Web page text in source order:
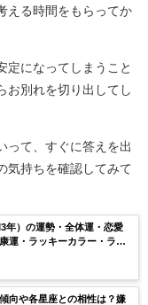
える時間をもらってか
定になってしまうこと
お別れを切り出してし
って、すぐに答えを出
気持ちを確認してみて
年）の運勢・全体運・恋愛
運・ラッキーカラー・ラッ
向や各星座との相性は？嫌